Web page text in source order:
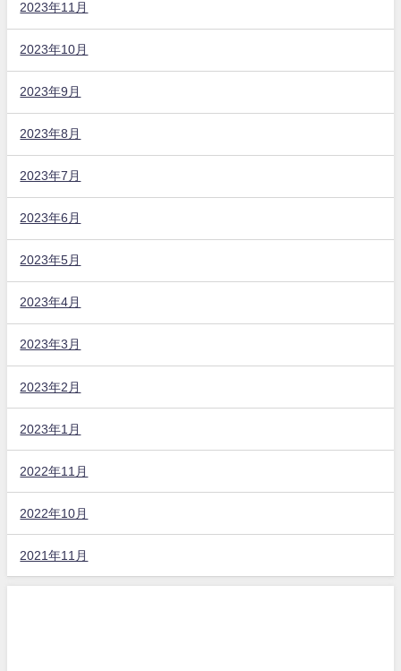
2023年11月
2023年10月
2023年9月
2023年8月
2023年7月
2023年6月
2023年5月
2023年4月
2023年3月
2023年2月
2023年1月
2022年11月
2022年10月
2021年11月